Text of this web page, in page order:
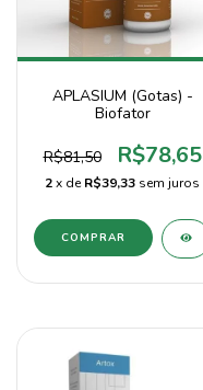
APLASIUM (Gotas) -
Biofator
R$81,50 R$78,65
2x deR$39,33 sem juros